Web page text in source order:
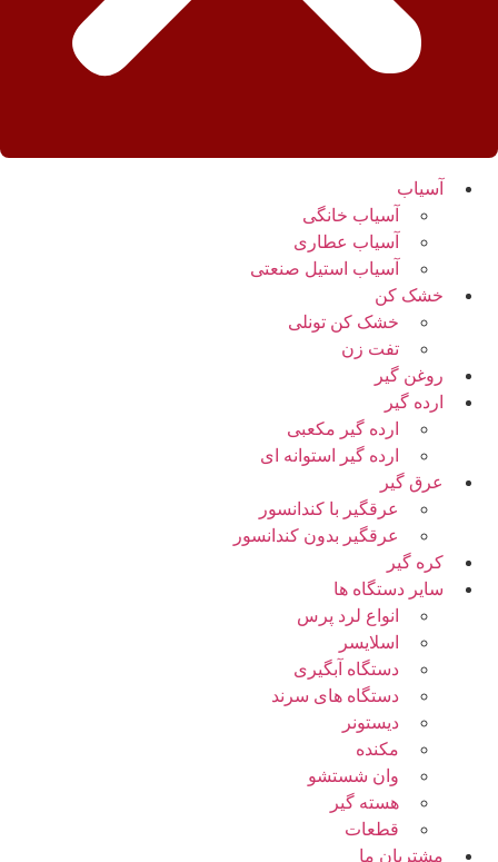
آسیاب
آسیاب خانگی
آسیاب عطاری
آسیاب استیل صنعتی
خشک کن
خشک کن تونلی
تفت زن
روغن گیر
ارده گیر
ارده گیر مکعبی
ارده گیر استوانه ای
عرق گیر
عرقگیر با کندانسور
عرقگیر بدون کندانسور
کره گیر
سایر دستگاه ها
انواع لرد پرس
اسلایسر
دستگاه آبگیری
دستگاه های سرند
دیستونر
مکنده
وان شستشو
هسته گیر
قطعات
مشتریان ما